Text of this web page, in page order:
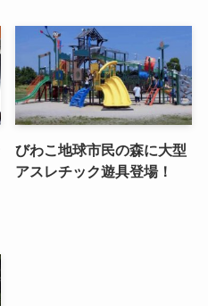
びわこ地球市民の森に大型
アスレチック遊具登場！